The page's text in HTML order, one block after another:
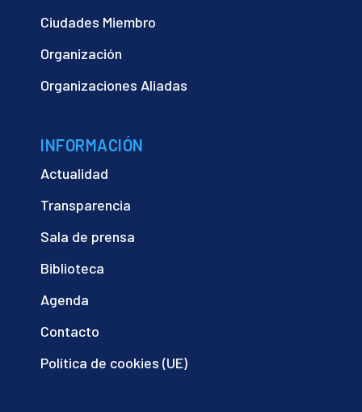
Ciudades Miembro
Organización
Organizaciones Aliadas
INFORMACIÓN
Actualidad
Transparencia
Sala de prensa
Biblioteca
Agenda
Contacto
Política de cookies (UE)